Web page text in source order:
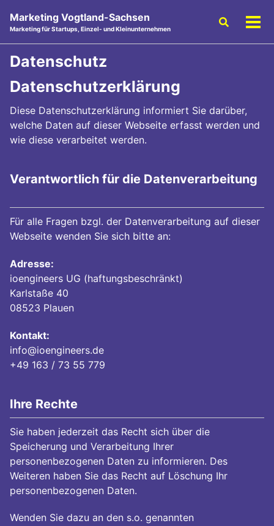
Marketing Vogtland-Sachsen
Marketing für Startups, Einzel- und Kleinunternehmen
Toggle
Datenschutz
Datenschutzerklärung
Diese Datenschutzerklärung informiert Sie darüber,
welche Daten auf dieser Webseite erfasst werden und
wie diese verarbeitet werden.
Verantwortlich für die Datenverarbeitung
Für alle Fragen bzgl. der Datenverarbeitung auf dieser
Webseite wenden Sie sich bitte an:
Adresse:
ioengineers UG (haftungsbeschränkt)
Karlstaße 40
08523 Plauen
Kontakt:
info@ioengineers.de
+49 163 / 73 55 779
Ihre Rechte
Sie haben jederzeit das Recht sich über die
Speicherung und Verarbeitung Ihrer
personenbezogenen Daten zu informieren. Des
Weiteren haben Sie das Recht auf Löschung Ihr
personenbezogenen Daten.
Wenden Sie dazu an den s.o. genannten